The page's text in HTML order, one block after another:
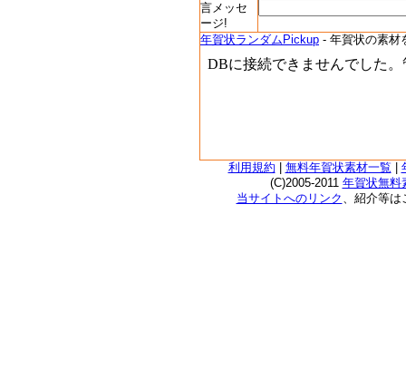
言メッセ
ージ!
年賀状ランダムPickup - 年賀状の素材
利用規約 無料年賀状素材一覧
(C)2005-2011 年賀状無料
当サイトへのリンク 、紹介等は